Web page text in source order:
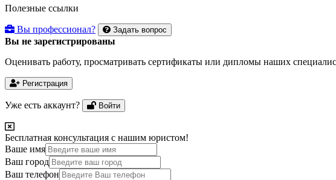
Полезные ссылки
Вы профессионал? Задать вопрос
Вы не зарегистрированы
Оценивать работу, просматривать сертификаты или дипломы наших
Регистрация
Уже есть аккаунт? Войти
Бесплатная консультация с нашим юристом!
Ваше имя
Ваш город
Ваш телефон